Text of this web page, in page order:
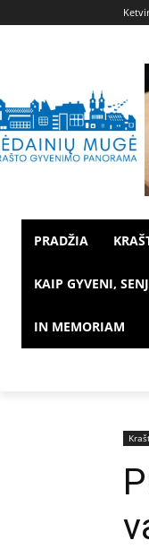
PRADŽIA
KAIP GYVENI,
IN MEMORIAM